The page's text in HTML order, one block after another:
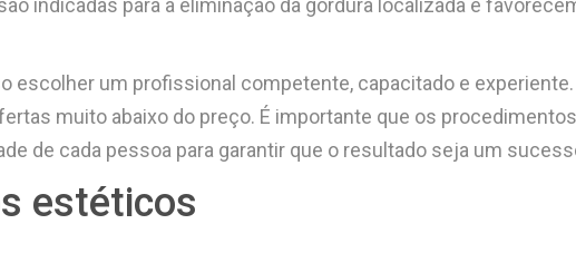
indicadas para a eliminação da gordura localizada e
escolher um profissional competente, capacitado e experiente.
muito abaixo do preço. É importante que os procedimentos
de cada pessoa para garantir que o resultado seja um
estéticos